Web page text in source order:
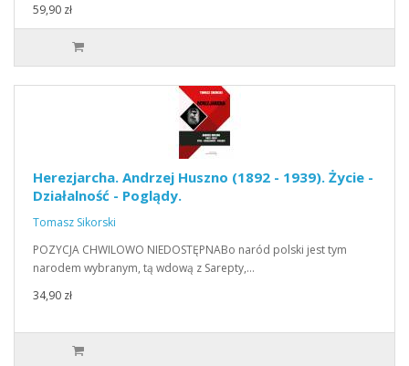
59,90 zł
Herezjarcha. Andrzej Huszno (1892 - 1939). Życie -
Działalność - Poglądy.
Tomasz Sikorski
POZYCJA CHWILOWO NIEDOSTĘPNABo naród polski jest tym
narodem wybranym, tą wdową z Sarepty,…
34,90 zł